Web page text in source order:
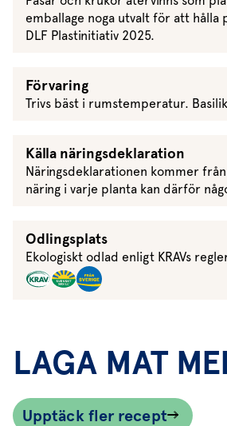
emballage noga utvalt för att
DLF Plastinitiativ 2025.
Förvaring
Trivs bäst i rumstemperatur.
Källa näringsdeklaration
Näringsdeklarationen kommer
näring i varje planta kan därför
Odlingsplats
Ekologiskt odlad enligt KRAVs
LAGA MAT
Upptäck fler recept